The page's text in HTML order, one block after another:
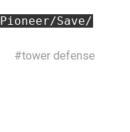
Save/
#tower defense